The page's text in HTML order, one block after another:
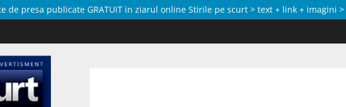
de presa publicate GRATUIT in ziarul online Stirile pe scurt > text + link + imagini >